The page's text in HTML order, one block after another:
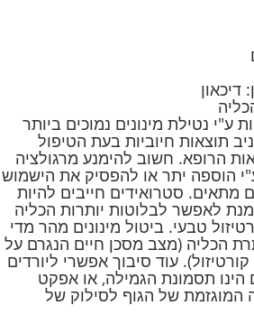
דיכאון
ע"י נטילת מינונים נמוכים ביותר
תוצאות חיוביות בעת הטיפול
הרופא. חשוב להימנע מרגולציה
הוספה יתר או להפסיק את הישמוש
מתאים. סטרואידים חייבים להיות
לאפשר לבלוטות יותרות הכליה
טבעי. ביטול מינונים מהר מדי
הכליה (מצב מסכן חיים הנגרם על
עוד סיבוך אפשרי ליורדים
תסמונת הגמילה, או אפקט
המוגזמת של הגוף לסילוק של